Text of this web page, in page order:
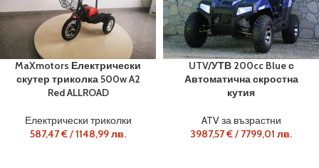
MaXmotors Електрически
скутер триколка 500w A2
Red ALLROAD
Електрически триколки
587,47€/1148,99лв.
UTV/УТВ 200cc Blue с
Автоматична скростна
кутия
ATV за възрастни
3987,57€/ 7799,01 лв.